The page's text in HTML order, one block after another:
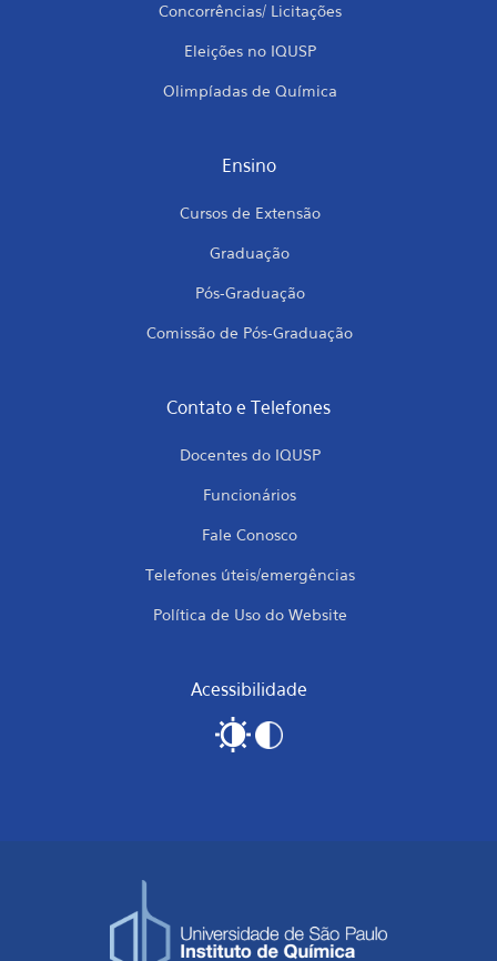
Concorrências/ Licitações
Eleições no IQUSP
Olimpíadas de Química
Ensino
Cursos de Extensão
Graduação
Pós-Graduação
Comissão de Pós-Graduação
Contato e Telefones
Docentes do IQUSP
Funcionários
Fale Conosco
Telefones úteis/emergências
Política de Uso do Website
Acessibilidade